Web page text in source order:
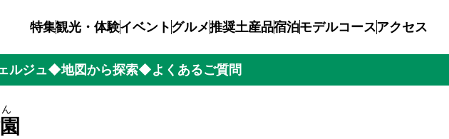
特集観光・体験イベントグルメ推奨土産品宿泊モデルコースアクセス
ルジュ◆地図から探索◆よくあるご質問